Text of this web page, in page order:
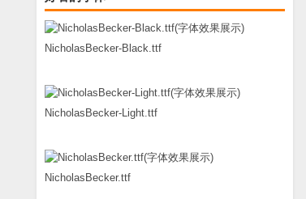
NicholasBecker-Black.ttf
NicholasBecker-Light.ttf
NicholasBecker.ttf